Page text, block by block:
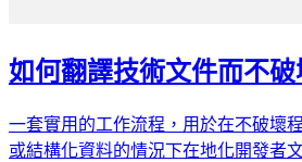
如何翻譯技術文件而不
一套實用的工作流程，用於在不破壞
或結構化資料的情況下在地化開發者